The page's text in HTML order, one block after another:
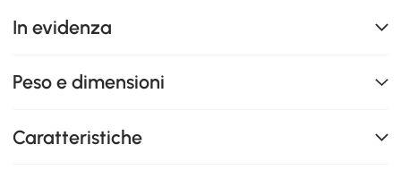
In evidenza
Peso e dimensioni
Caratteristiche